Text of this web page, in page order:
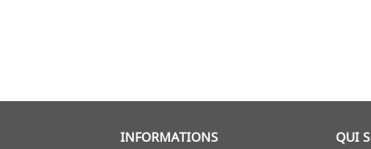
INFORMATIONS
QUI